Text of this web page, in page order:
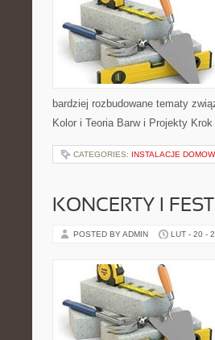
bardziej rozbudowane tematy
Kolor i Teoria Barw i Projekty
CATEGORIES: INSTALACJE
KONCERTY I
POSTED BY ADMIN LUT - 20 -